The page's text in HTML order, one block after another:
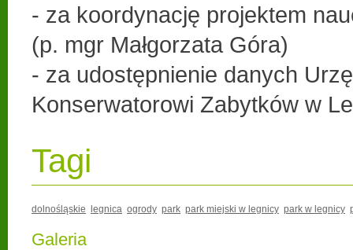
- za koordynację projektem
(p. mgr Małgorzata Góra)
- za udostępnienie danych
Konserwatorowi Zabytków w
Tagi
dolnośląskie legnica ogrody park park miejski w legnicy park w legnicy
Galeria